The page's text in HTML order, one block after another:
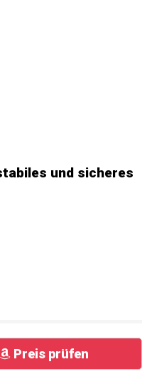
und sicheres
Preis prüfen